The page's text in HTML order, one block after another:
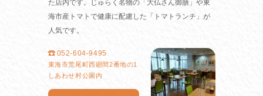
た店内です。じゅらく名物の「大仏さん御膳」や東
海市産トマトで健康に配慮した「トマトランチ」が
人気です。
052-604-9495
東海市荒尾町西廻間2番地の1
しあわせ村公園内